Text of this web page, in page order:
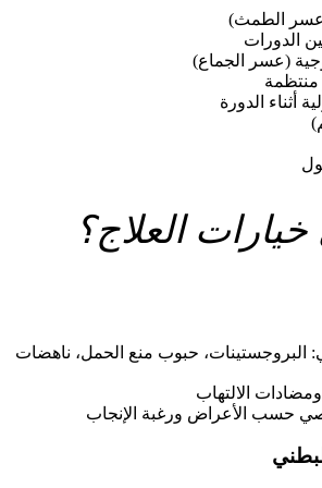
(عسر الطمث)
الدورات
(عسر الجماع)
منتظمة
أثناء الدورة
العلاج؟
البروجستينات، حبوب منع الحمل، ناهضات
الالتهاب
حسب الأعراض ورغبة الإنجاب